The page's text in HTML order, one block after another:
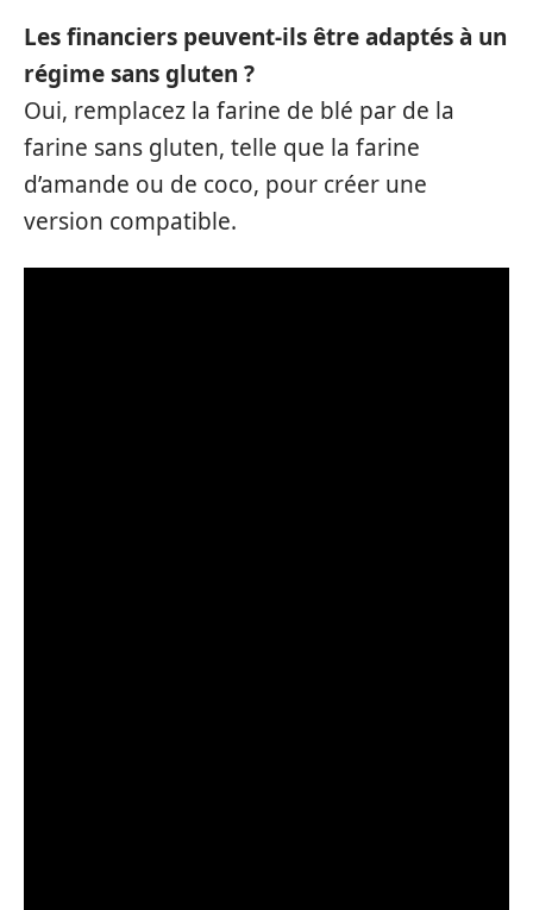
Les financiers peuvent-ils être adaptés à un
régime sans gluten ?
Oui, remplacez la farine de blé par de la
farine sans gluten, telle que la farine
d’amande ou de coco, pour créer une
version compatible.